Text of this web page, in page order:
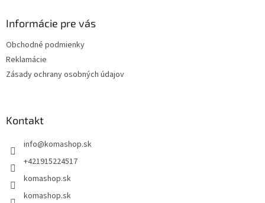
Informácie pre vás
Obchodné podmienky
Reklamácie
Zásady ochrany osobných údajov
Kontakt
info@komashop.sk
+421915224517
komashop.sk
komashop.sk